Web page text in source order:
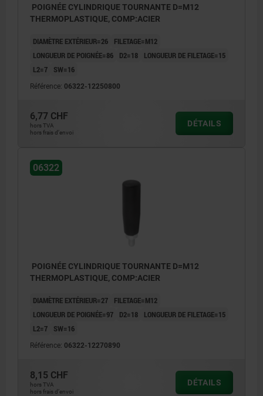
POIGNÉE CYLINDRIQUE TOURNANTE D=M12
THERMOPLASTIQUE, COMP:ACIER
DIAMÈTRE EXTÉRIEUR=26
FILETAGE=M12
LONGUEUR DE POIGNÉE=86
D2=18
LONGUEUR DE FILETAGE=15
L2=7
SW=16
Référence: 06322-12250800
6,77 CHF
hors TVA
hors frais d’envoi
DÉTAILS
06322
POIGNÉE CYLINDRIQUE TOURNANTE D=M12
THERMOPLASTIQUE, COMP:ACIER
DIAMÈTRE EXTÉRIEUR=27
FILETAGE=M12
LONGUEUR DE POIGNÉE=97
D2=18
LONGUEUR DE FILETAGE=15
L2=7
SW=16
Référence: 06322-12270890
8,15 CHF
hors TVA
hors frais d’envoi
DÉTAILS